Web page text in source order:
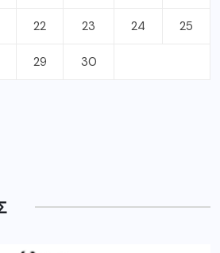
22 23 24 25
29 30